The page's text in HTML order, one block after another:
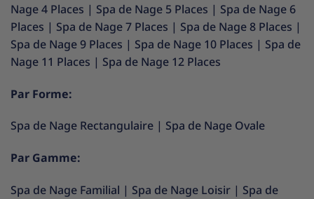
Nage 4 Places | Spa de Nage 5 Places | Spa de Nage 6
Places | Spa de Nage 7 Places | Spa de Nage 8 Places |
Spa de Nage 9 Places | Spa de Nage 10 Places | Spa de
Nage 11 Places | Spa de Nage 12 Places
Par Forme:
Spa de Nage Rectangulaire | Spa de Nage Ovale
Par Gamme:
Spa de Nage Familial | Spa de Nage Loisir | Spa de